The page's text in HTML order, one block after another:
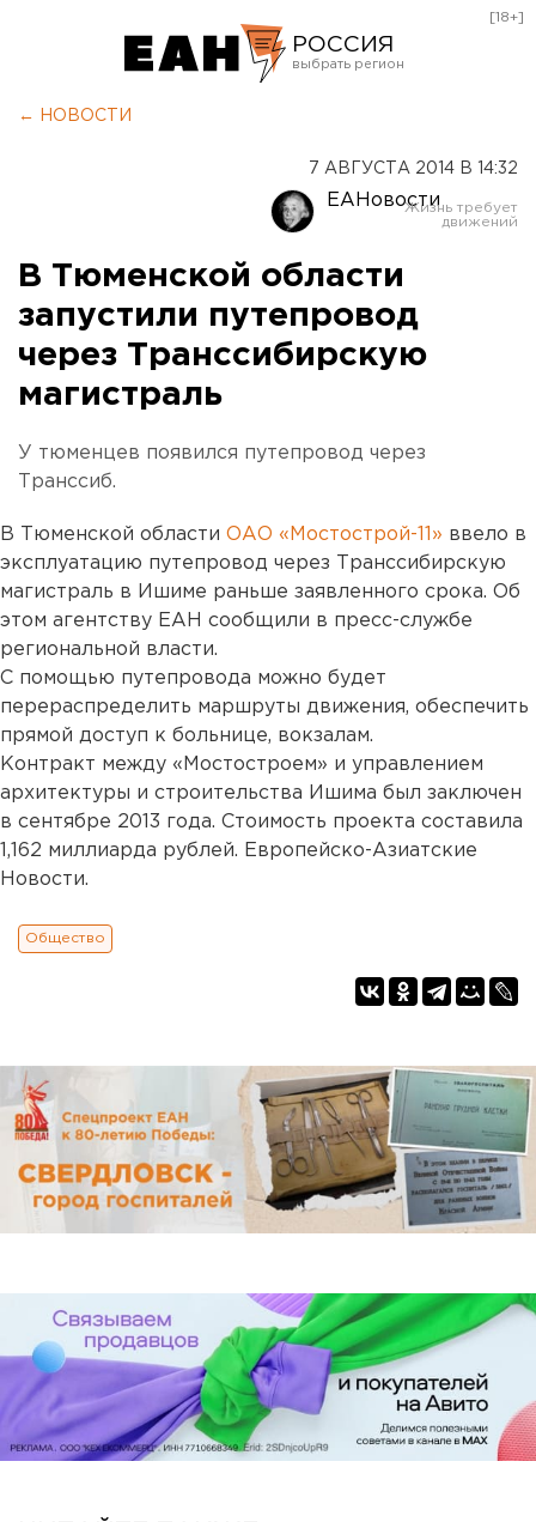
РОССИЯ
Оренбург
[18+]
← НОВОСТИ
7 АВГУСТА 2014 В 14:32
ЕАНовости
В Тюменской области
запустили путепровод
через Транссибирскую
магистраль
У тюменцев появился путепровод через
Транссиб.
В Тюменской области ОАО «Мостострой-11» ввело в
эксплуатацию путепровод через Транссибирскую
магистраль в Ишиме раньше заявленного срока. Об
этом агентству ЕАН сообщили в пресс-службе
региональной власти.
С помощью путепровода можно будет
перераспределить маршруты движения, обеспечить
прямой доступ к больнице, вокзалам.
Контракт между «Мостостроем» и управлением
архитектуры и строительства Ишима был заключен
в сентябре 2013 года. Стоимость проекта составила
1,162 миллиарда рублей. Европейско-Азиатские
Новости.
Общество